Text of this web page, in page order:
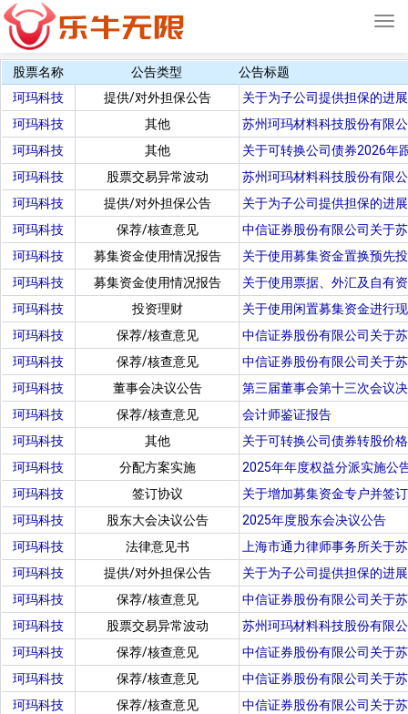
股票名称
公告类型
公告标题
珂玛科技
提供/对外担保公告
关于为子公司提供担保的进
珂玛科技
其他
苏州珂玛材料科技股份有限
珂玛科技
其他
关于可转换公司债券2026年
珂玛科技
股票交易异常波动
苏州珂玛材料科技股份有限
珂玛科技
提供/对外担保公告
关于为子公司提供担保的进
珂玛科技
保荐/核查意见
中信证券股份有限公司关于
珂玛科技
募集资金使用情况报告
关于使用募集资金置换预先
珂玛科技
募集资金使用情况报告
关于使用票据、外汇及自有
珂玛科技
投资理财
关于使用闲置募集资金进行
珂玛科技
保荐/核查意见
中信证券股份有限公司关于
珂玛科技
保荐/核查意见
中信证券股份有限公司关于
珂玛科技
董事会决议公告
第三届董事会第十三次会议
珂玛科技
保荐/核查意见
会计师鉴证报告
珂玛科技
其他
关于可转换公司债券转股价
珂玛科技
分配方案实施
2025年年度权益分派实施公
珂玛科技
签订协议
关于增加募集资金专户并签
珂玛科技
股东大会决议公告
2025年度股东会决议公告
珂玛科技
法律意见书
上海市通力律师事务所关于
珂玛科技
提供/对外担保公告
关于为子公司提供担保的进
珂玛科技
保荐/核查意见
中信证券股份有限公司关于
珂玛科技
股票交易异常波动
苏州珂玛材料科技股份有限
珂玛科技
保荐/核查意见
中信证券股份有限公司关于
珂玛科技
保荐/核查意见
中信证券股份有限公司关于
珂玛科技
保荐/核查意见
中信证券股份有限公司关于